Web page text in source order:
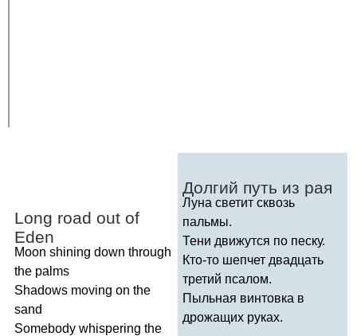
Long road out of
Eden
Moon shining down through
the palms
Shadows moving on the
sand
Somebody whispering the
Долгий путь из рая
Луна светит сквозь
пальмы.
Тени движутся по песку.
Кто-то шепчет двадцать
третий псалом.
Пыльная винтовка в
дрожащих руках.